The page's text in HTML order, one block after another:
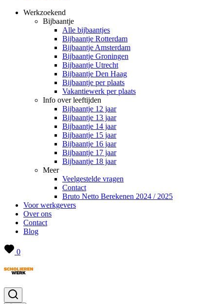
Werkzoekend
Bijbaantje
Alle bijbaantjes
Bijbaantje Rotterdam
Bijbaantje Amsterdam
Bijbaantje Groningen
Bijbaantje Utrecht
Bijbaantje Den Haag
Bijbaantje per plaats
Vakantiewerk per plaats
Info over leeftijden
Bijbaantje 12 jaar
Bijbaantje 13 jaar
Bijbaantje 14 jaar
Bijbaantje 15 jaar
Bijbaantje 16 jaar
Bijbaantje 17 jaar
Bijbaantje 18 jaar
Meer
Veelgestelde vragen
Contact
Bruto Netto Berekenen 2024 / 2025
Voor werkgevers
Over ons
Contact
Blog
0